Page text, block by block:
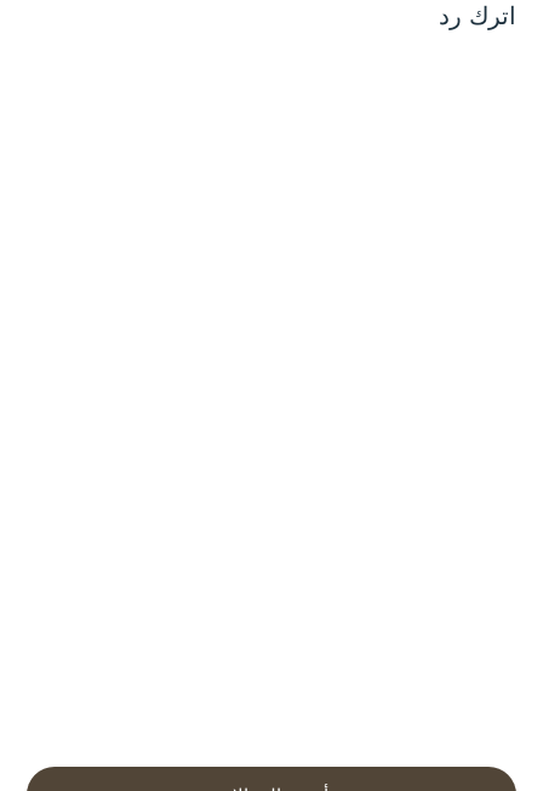
اترك رد